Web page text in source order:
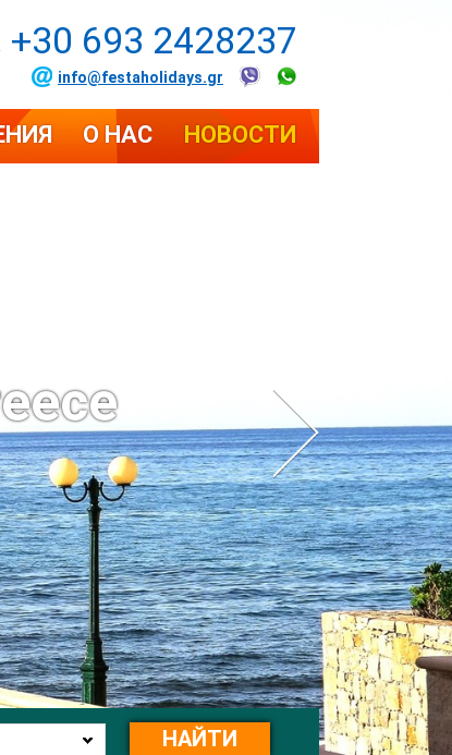
693 2428237
info@festaholidays.gr
О НАС НОВОСТИ
НАЙТИ